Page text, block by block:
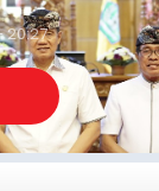
20:27